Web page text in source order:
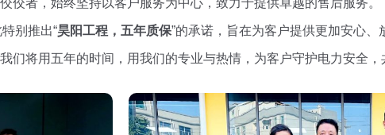
别推出“昊阳工程，五年质保”的承诺，旨在为客户提供更加安心、
们将用五年的时间，用我们的专业与热情，为客户守护电力安全，